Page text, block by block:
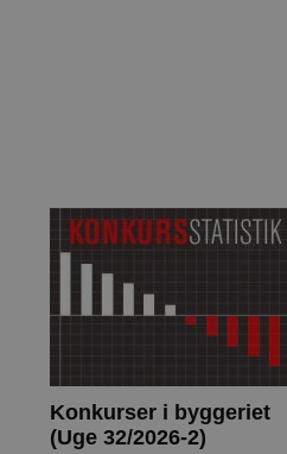
Konkurser i byggeriet
(Uge 32/2026-2)